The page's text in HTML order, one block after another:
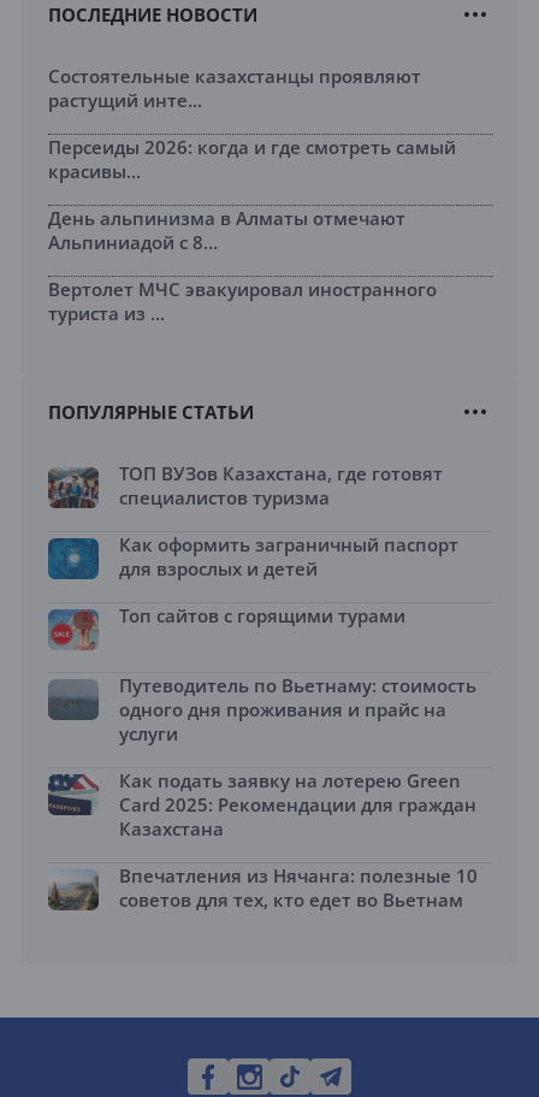
ПОСЛЕДНИЕ НОВОСТИ
Состоятельные казахстанцы проявляют
растущий инте...
Персеиды 2026: когда и где смотреть самый
красивы...
День альпинизма в Алматы отмечают
Альпиниадой с 8...
Вертолет МЧС эвакуировал иностранного
туриста из ...
ПОПУЛЯРНЫЕ СТАТЬИ
ТОП ВУЗов Казахстана, где готовят
специалистов туризма
Как оформить заграничный паспорт
для взрослых и детей
Топ сайтов с горящими турами
Путеводитель по Вьетнаму: стоимость
одного дня проживания и прайс на
услуги
Как подать заявку на лотерею Green
Card 2025: Рекомендации для граждан
Казахстана
Впечатления из Нячанга: полезные 10
советов для тех, кто едет во Вьетнам